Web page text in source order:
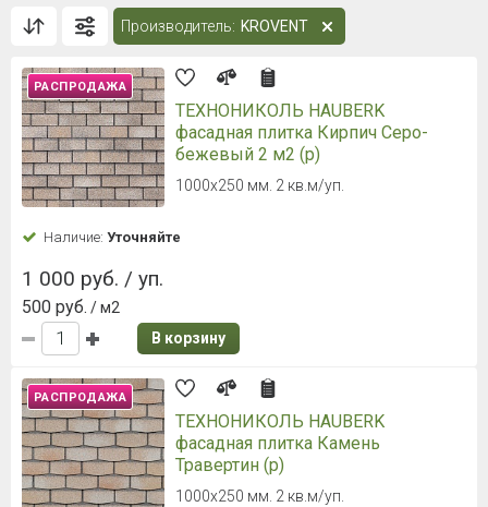
Производитель: KROVENT
РАСПРОДАЖА
ТЕХНОНИКОЛЬ HAUBERK
фасадная плитка Кирпич Серо-
бежевый 2 м2 (р)
1000х250 мм. 2 кв.м/уп.
Наличие: Уточняйте
1 000 руб. / уп.
500 руб. / м2
В корзину
РАСПРОДАЖА
ТЕХНОНИКОЛЬ HAUBERK
фасадная плитка Камень
Травертин (р)
1000х250 мм. 2 кв.м/уп.